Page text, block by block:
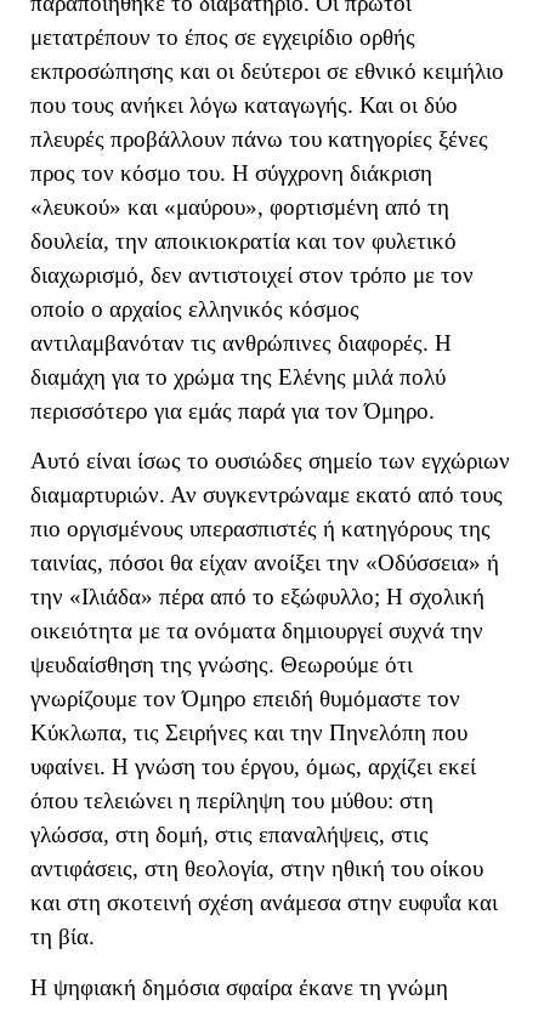
μετατρέπουν το έπος σε εγχειρίδιο ορθής
εκπροσώπησης και οι δεύτεροι σε εθνικό κειμήλιο
που τους ανήκει λόγω καταγωγής. Και οι δύο
πλευρές προβάλλουν πάνω του κατηγορίες ξένες
προς τον κόσμο του. Η σύγχρονη διάκριση
«λευκού» και «μαύρου», φορτισμένη από τη
δουλεία, την αποικιοκρατία και τον φυλετικό
διαχωρισμό, δεν αντιστοιχεί στον τρόπο με τον
οποίο ο αρχαίος ελληνικός κόσμος
αντιλαμβανόταν τις ανθρώπινες διαφορές. Η
διαμάχη για το χρώμα της Ελένης μιλά πολύ
περισσότερο για εμάς παρά για τον Όμηρο.
Αυτό είναι ίσως το ουσιώδες σημείο των εγχώριων
διαμαρτυριών. Αν συγκεντρώναμε εκατό από τους
πιο οργισμένους υπερασπιστές ή κατηγόρους της
ταινίας, πόσοι θα είχαν ανοίξει την «Οδύσσεια» ή
την «Ιλιάδα» πέρα από το εξώφυλλο; Η σχολική
οικειότητα με τα ονόματα δημιουργεί συχνά την
ψευδαίσθηση της γνώσης. Θεωρούμε ότι
γνωρίζουμε τον Όμηρο επειδή θυμόμαστε τον
Κύκλωπα, τις Σειρήνες και την Πηνελόπη που
υφαίνει. Η γνώση του έργου, όμως, αρχίζει εκεί
όπου τελειώνει η περίληψη του μύθου: στη
γλώσσα, στη δομή, στις επαναλήψεις, στις
αντιφάσεις, στη θεολογία, στην ηθική του οίκου
και στη σκοτεινή σχέση ανάμεσα στην ευφυΐα και
τη βία.
Η ψηφιακή δημόσια σφαίρα έκανε τη γνώμη